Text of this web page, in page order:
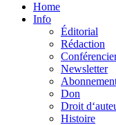
Home
Info
Éditorial
Rédaction
Newsletter
Don
Droit
Histoire